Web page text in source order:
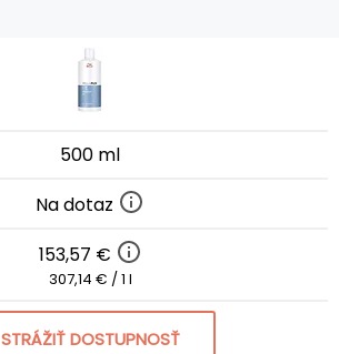
500 ml
Na dotaz
153,57 €
307,14 € / 1 l
STRÁŽIŤ DOSTUPNOSŤ